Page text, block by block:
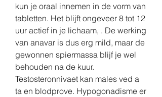
kun je oraal innemen in de vorm van
tabletten. Het blijft ongeveer 8 tot 12
uur actief in je lichaam, . De werking
van anavar is dus erg mild, maar de
gewonnen spiermassa blijf je wel
behouden na de kuur.
Testosteronnivaet kan males ved a
ta en blodprove. Hypogonadisme er